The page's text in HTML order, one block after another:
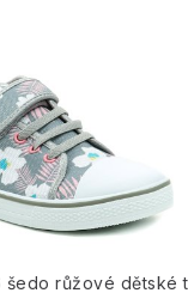
šedo růžové dětské